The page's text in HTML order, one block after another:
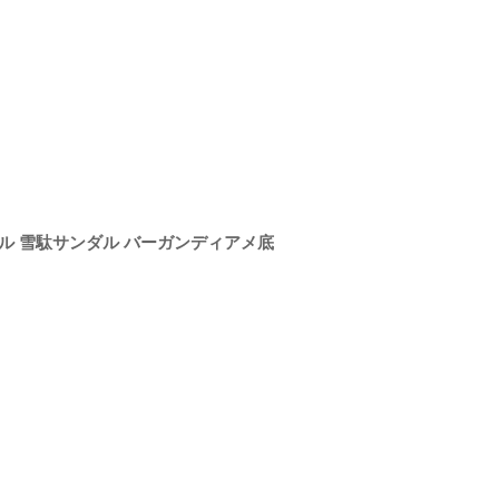
雪駄サンダル バーガンディアメ底